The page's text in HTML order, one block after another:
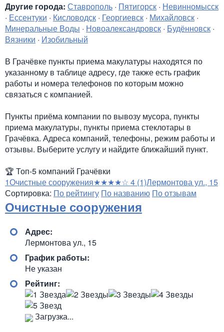
Другие города: Ставрополь · Пятигорск · Невинномысск
· Ессентуки · Кисловодск · Георгиевск · Михайловск ·
Минеральные Воды · Новоалександровск · Будённовск ·
Вязники · Изобильный
В Грачёвке пункты приема макулатуры находятся по
указанному в таблице адресу, где также есть график
работы и номера телефонов по которым можно
связаться с компанией.
Пункты приёма компании по вывозу мусора, пункты
приема макулатуры, пункты приема стеклотары в
Грачёвка. Адреса компаний, телефоны, режим работы и
отзывы. Выберите услугу и найдите ближайший пункт.
🏆 Топ-5 компаний Грачёвки
1Очистные сооружения★★★★☆ 4 (1)Лермонтова ул., 15
Сортировка: По рейтингу По названию По отзывам
Очистные сооружения
Адрес:
Лермонтова ул., 15
График работы:
Не указан
Рейтинг:
Загрузка...